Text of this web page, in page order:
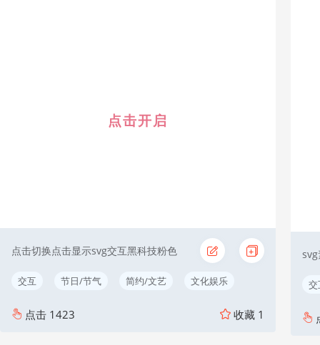
点击开启
点击切换点击显示svg交互黑科技粉色
交互 节日/节气 简约/文艺 文化娱乐
点击 1423 收藏 1
交